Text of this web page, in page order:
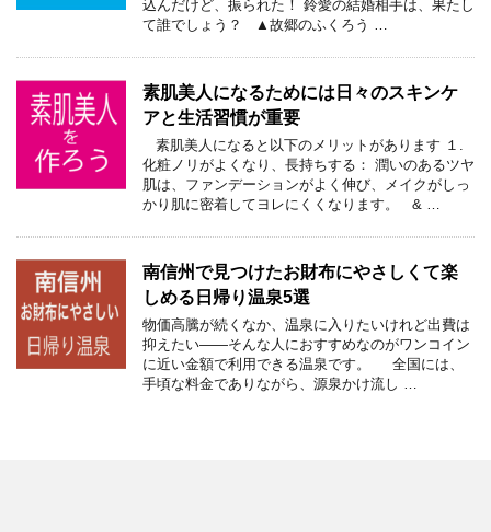
込んだけど、振られた！ 鈴愛の結婚相手は、果たし
て誰でしょう？ ▲故郷のふくろう …
素肌美人になるためには日々のスキンケ
アと生活習慣が重要
素肌美人になると以下のメリットがあります １.
化粧ノリがよくなり、長持ちする： 潤いのあるツヤ
肌は、ファンデーションがよく伸び、メイクがしっ
かり肌に密着してヨレにくくなります。 & …
南信州で見つけたお財布にやさしくて楽
しめる日帰り温泉5選
物価高騰が続くなか、温泉に入りたいけれど出費は
抑えたい――そんな人におすすめなのがワンコイン
に近い金額で利用できる温泉です。 全国には、
手頃な料金でありながら、源泉かけ流し …